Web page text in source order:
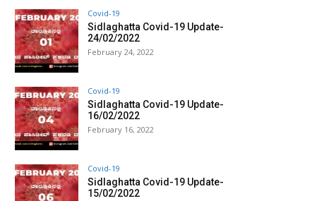
Covid-19
Sidlaghatta Covid-19 Update-
24/02/2022
February 24, 2022
Covid-19
Sidlaghatta Covid-19 Update-
16/02/2022
February 16, 2022
Covid-19
Sidlaghatta Covid-19 Update-
15/02/2022